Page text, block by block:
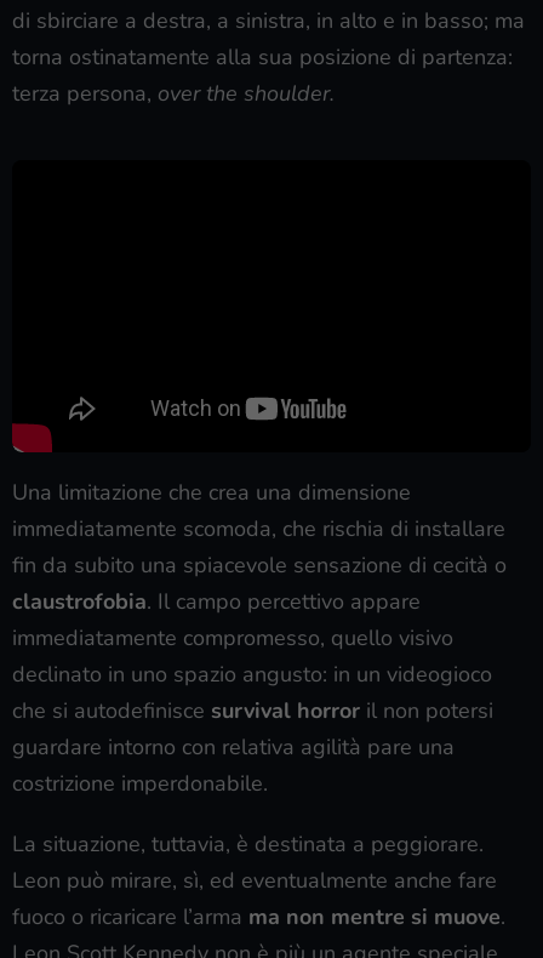
di sbirciare a destra, a sinistra, in alto e in basso; ma
torna ostinatamente alla sua posizione di partenza:
terza persona, over the shoulder.
Una limitazione che crea una dimensione
immediatamente scomoda, che rischia di installare
fin da subito una spiacevole sensazione di cecità o
claustrofobia. Il campo percettivo appare
immediatamente compromesso, quello visivo
declinato in uno spazio angusto: in un videogioco
che si autodefinisce survival horror il non potersi
guardare intorno con relativa agilità pare una
costrizione imperdonabile.
La situazione, tuttavia, è destinata a peggiorare.
Leon può mirare, sì, ed eventualmente anche fare
fuoco o ricaricare l’arma ma non mentre si muove.